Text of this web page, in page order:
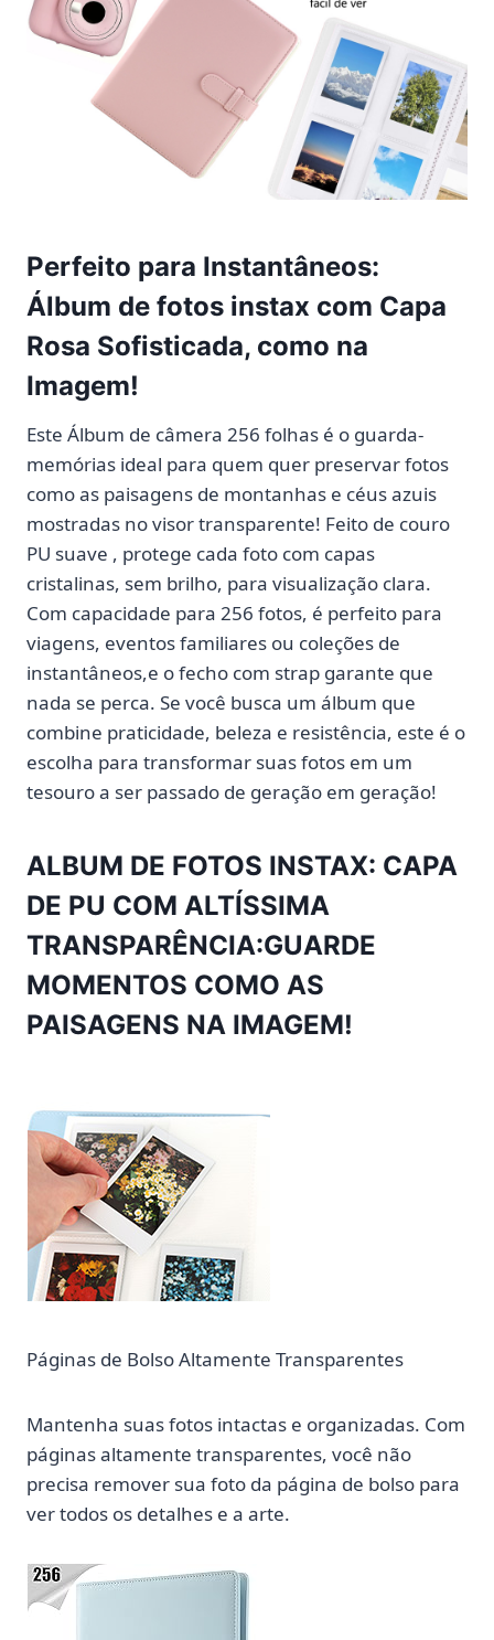
Perfeito para Instantâneos:
Álbum de fotos instax com Capa
Rosa Sofisticada, como na
Imagem!
Este Álbum de câmera 256 folhas é o guarda-
memórias ideal para quem quer preservar fotos
como as paisagens de montanhas e céus azuis
mostradas no visor transparente! Feito de couro
PU suave , protege cada foto com capas
cristalinas, sem brilho, para visualização clara.
Com capacidade para 256 fotos, é perfeito para
viagens, eventos familiares ou coleções de
instantâneos,e o fecho com strap garante que
nada se perca. Se você busca um álbum que
combine praticidade, beleza e resistência, este é o
escolha para transformar suas fotos em um
tesouro a ser passado de geração em geração!
ALBUM DE FOTOS INSTAX: CAPA
DE PU COM ALTÍSSIMA
TRANSPARÊNCIA:GUARDE
MOMENTOS COMO AS
PAISAGENS NA IMAGEM!
Páginas de Bolso Altamente Transparentes
Mantenha suas fotos intactas e organizadas. Com
páginas altamente transparentes, você não
precisa remover sua foto da página de bolso para
ver todos os detalhes e a arte.